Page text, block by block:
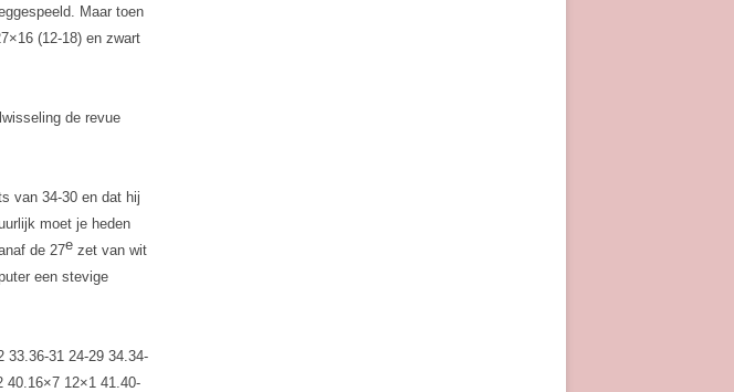
Maar toen
(12-18) en zwart
de revue
van 34-30 en dat hij
moet je heden
de 27e zet van wit
een stevige
33.36-31 24-29 34.34-
40.16×7 12×1 41.40-